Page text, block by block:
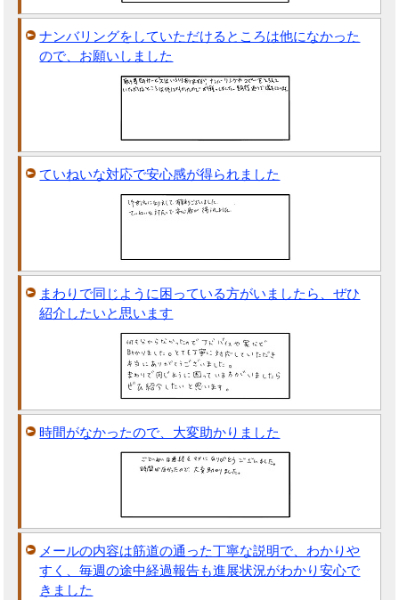
ナンバリングをしていただけるところは他になかった
ので、お願いしました
ていねいな対応で安心感が得られました
まわりで同じように困っている方がいましたら、ぜひ
紹介したいと思います
時間がなかったので、大変助かりました
メールの内容は筋道の通った丁寧な説明で、わかりや
すく、毎週の途中経過報告も進展状況がわかり安心で
きました